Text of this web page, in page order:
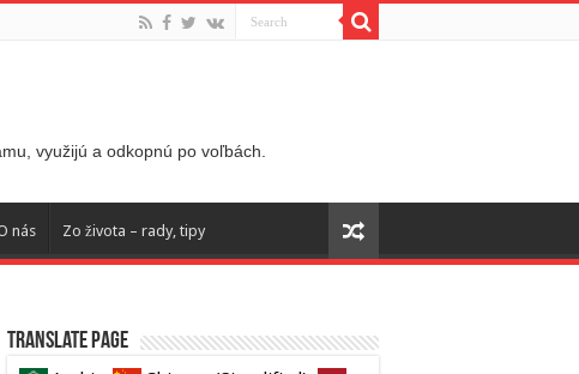
využijú a odkopnú po voľbách.
nás Zo života – rady, tipy
Translate page